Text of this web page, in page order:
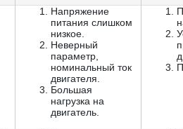
Напряжение
питания слишком
низкое.
Неверный
параметр,
номинальный ток
двигателя.
Большая
нагрузка на
двигатель.